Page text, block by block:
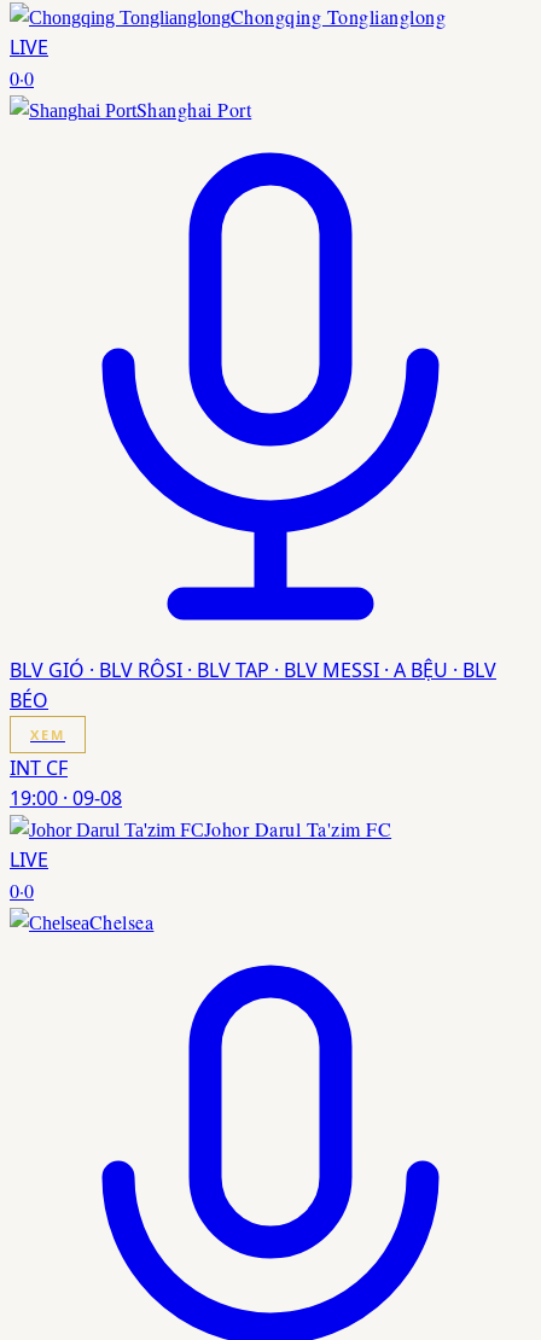
Chongqing Tonglianglong
LIVE
0·0
Shanghai Port
BLV GIÓ · BLV RÔSI · BLV TAP · BLV MESSI · A BỆU · BLV
BÉO
XEM
INT CF
19:00 · 09-08
Johor Darul Ta'zim FC
LIVE
0·0
Chelsea